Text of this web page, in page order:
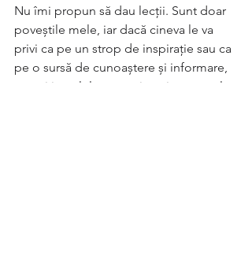
Nu îmi propun să dau lecții. Sunt doar
poveștile mele, iar dacă cineva le va
privi ca pe un strop de inspirație sau ca
pe o sursă de cunoaștere și informare,
atunci jurnalul acesta și-a atins scopul.